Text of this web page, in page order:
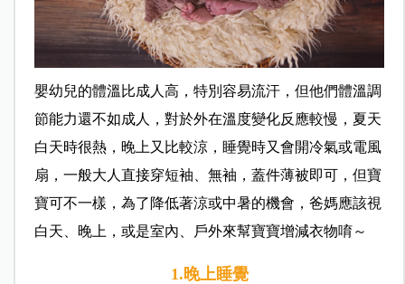
嬰幼兒的體溫比成人高，特別容易流汗，但他們體溫調
節能力還不如成人，對於外在溫度變化反應較慢，夏天
白天時很熱，晚上又比較涼，睡覺時又會開冷氣或電風
扇，一般大人直接穿短袖、無袖，蓋件薄被即可，但寶
寶可不一樣，為了降低著涼或中暑的機會，爸媽應該視
白天、晚上，或是室內、戶外來幫寶寶增減衣物唷～
1.晚上睡覺